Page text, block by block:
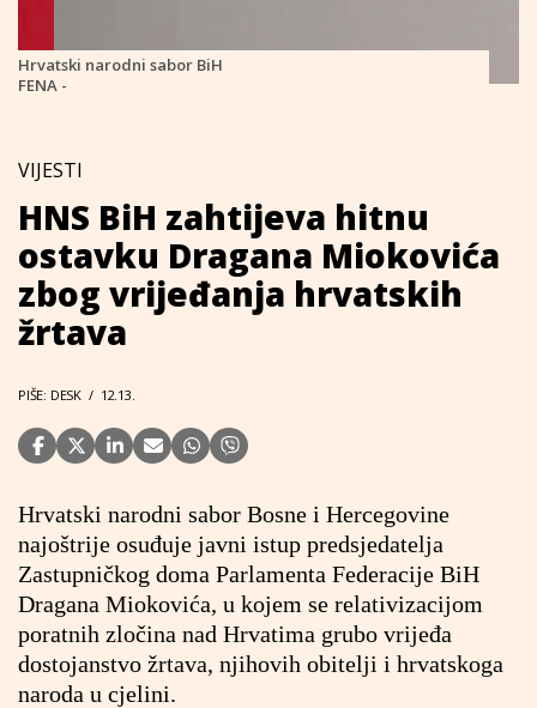
Hrvatski narodni sabor BiH
FENA -
VIJESTI
HNS BiH zahtijeva hitnu
ostavku Dragana Miokovića
zbog vrijeđanja hrvatskih
žrtava
PIŠE: DESK / 12.13.
Hrvatski narodni sabor Bosne i Hercegovine
najoštrije osuđuje javni istup predsjedatelja
Zastupničkog doma Parlamenta Federacije BiH
Dragana Miokovića, u kojem se relativizacijom
poratnih zločina nad Hrvatima grubo vrijeđa
dostojanstvo žrtava, njihovih obitelji i hrvatskoga
naroda u cjelini.